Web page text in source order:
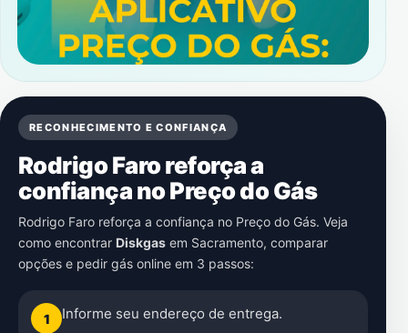
RECONHECIMENTO E CONFIANÇA
Rodrigo Faro reforça a
confiança no Preço do Gás
Rodrigo Faro reforça a confiança no Preço do Gás. Veja
como encontrar Diskgas em Sacramento, comparar
opções e pedir gás online em 3 passos:
1 Informe seu endereço de entrega.